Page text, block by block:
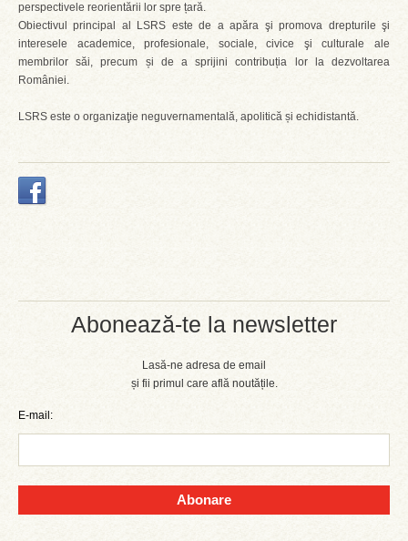
Abonează-te la newsletter
Lasă-ne adresa de email
și fii primul care află noutățile.
E-mail:
Abonare
perspectivele reorientării lor spre țară.
Obiectivul principal al LSRS este de a apăra şi promova drepturile şi
interesele academice, profesionale, sociale, civice şi culturale ale
membrilor săi, precum și de a sprijini contribuția lor la dezvoltarea
României.
LSRS este o organizaţie neguvernamentală, apolitică și echidistantă.